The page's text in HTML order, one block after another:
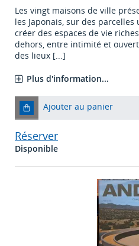
Les vingt maisons de ville
les Japonais, sur des
créer des espaces de vie
dehors, entre intimité et
des lieux [...]
Plus d'information...
Ajouter au panier
Réserver
Disponible